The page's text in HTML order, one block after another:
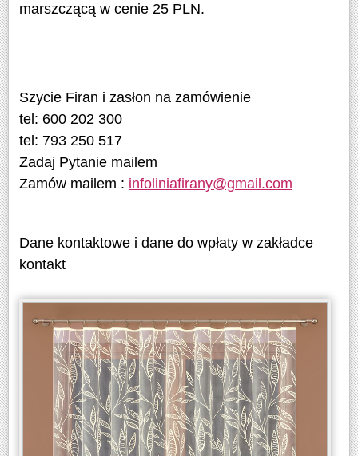
marszczącą w cenie 25 PLN.
Szycie Firan i zasłon na zamówienie
tel: 600 202 300
tel: 793 250 517
Zadaj Pytanie mailem
Zamów mailem : infoliniafirany@gmail.com
Dane kontaktowe i dane do wpłaty w zakładce
kontakt